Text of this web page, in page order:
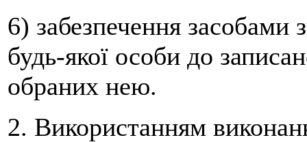
6) забезпечення засобами
будь-якої особи до
обраних нею.
2. Використанням